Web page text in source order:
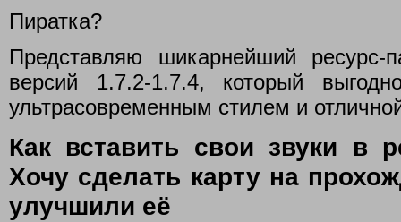
Пиратка?
Представляю шикарнейший
версий 1.7.2-1.7.4, который
ультрасовременным стилем и
Как вставить свои звуки в
Хочу сделать карту на
улучшили её